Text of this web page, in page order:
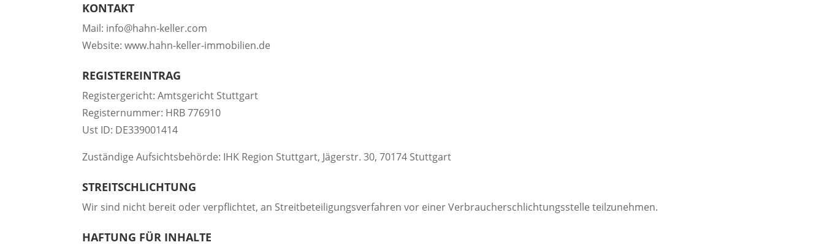
KONTAKT
Mail: info@hahn-keller.com
Website: www.hahn-keller-immobilien.de
REGISTEREINTRAG
Registergericht: Amtsgericht Stuttgart
Registernummer: HRB 776910
Ust ID: DE339001414
Zuständige Aufsichtsbehörde: IHK Region Stuttgart, Jägerstr. 30, 70174 Stuttgart
STREITSCHLICHTUNG
Wir sind nicht bereit oder verpflichtet, an Streitbeteiligungsverfahren vor einer Verbraucherschlichtungsstelle teilzunehmen.
​HAFTUNG FÜR INHALTE